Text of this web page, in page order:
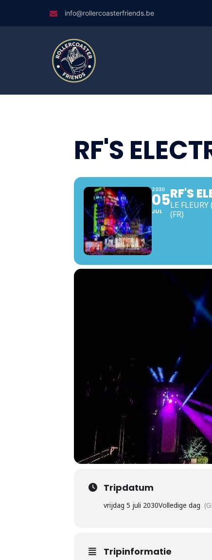
info@rollercoasterfriends.be
RF'S
2030
05
JUL
RF'S
LE
(FR)
Tripdatum
vrijdag 5 juli 2030Volledige dag
Tripinformatie